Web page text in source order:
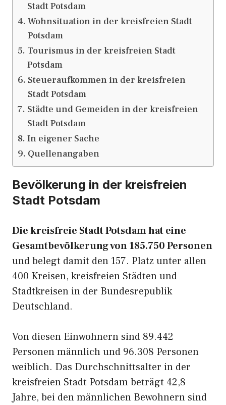
Stadt Potsdam
Wohnsituation in der kreisfreien Stadt
Potsdam
Tourismus in der kreisfreien Stadt
Potsdam
Steueraufkommen in der kreisfreien
Stadt Potsdam
Städte und Gemeiden in der kreisfreien
Stadt Potsdam
In eigener Sache
Quellenangaben
Bevölkerung in der kreisfreien
Stadt Potsdam
Die kreisfreie Stadt Potsdam hat eine
Gesamtbevölkerung von 185.750 Personen
und belegt damit den 157. Platz unter allen
400 Kreisen, kreisfreien Städten und
Stadtkreisen in der Bundesrepublik
Deutschland.
Von diesen Einwohnern sind 89.442
Personen männlich und 96.308 Personen
weiblich. Das Durchschnittsalter in der
kreisfreien Stadt Potsdam beträgt 42,8
Jahre, bei den männlichen Bewohnern sind